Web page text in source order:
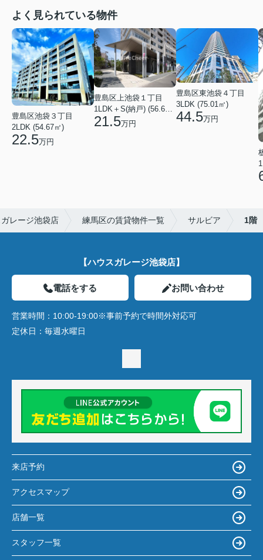
よく見られている物件
豊島区池袋３丁目
2LDK (54.67㎡)
22.5万円
豊島区上池袋１丁目
21.5万円
豊島区東池袋４丁目
3LDK (75.01㎡)
44.5万円
レージ池袋店 練馬区の賃貸物件一覧 サルビア 1階
【ハウスガレージ池袋店】
電話をする お問い合わせ
営業時間： 10:00-19:00※事前予約で時間外対応可
定休日： 毎週水曜日
来店予約
アクセスマップ
店舗一覧
スタッフ一覧